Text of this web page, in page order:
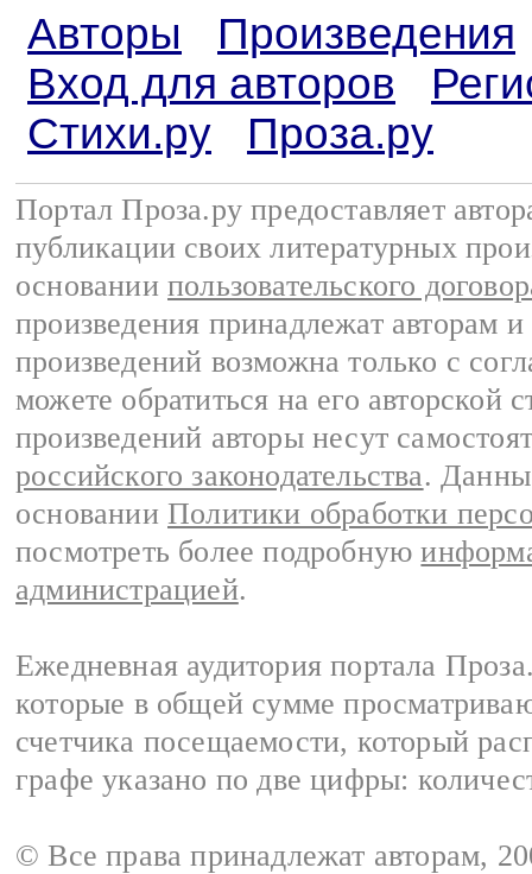
Авторы
Произведения
Вход для авторов
Стихи.ру
Проза.ру
Портал Проза.ру предоставляет
публикации своих литературных
основании пользовательского
произведения принадлежат авторам
произведений возможна только с
можете обратиться на его авторской
произведений авторы несут
российского законодательства.
основании Политики обработки
посмотреть более подробную
администрацией.
Ежедневная аудитория портала
которые в общей сумме
счетчика посещаемости, который
графе указано по две цифры:
© Все права принадлежат авторам,